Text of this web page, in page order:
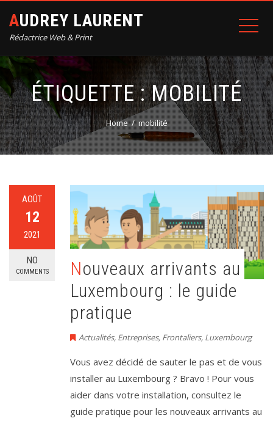
AUDREY LAURENT
Rédactrice Web & Print
ÉTIQUETTE :MOBILITÉ
Home mobilité
AOÛT
12
2021
NO
COMMENTS
Nouveaux arrivants au
Luxembourg : le guide
pratique
Actualités, Entreprises, Frontaliers, Luxembourg
Vous avez décidé de sauter le pas et de vous
installer au Luxembourg ? Bravo ! Pour vous
aider dans votre installation, consultez le
guide pratique pour les nouveaux arrivants au